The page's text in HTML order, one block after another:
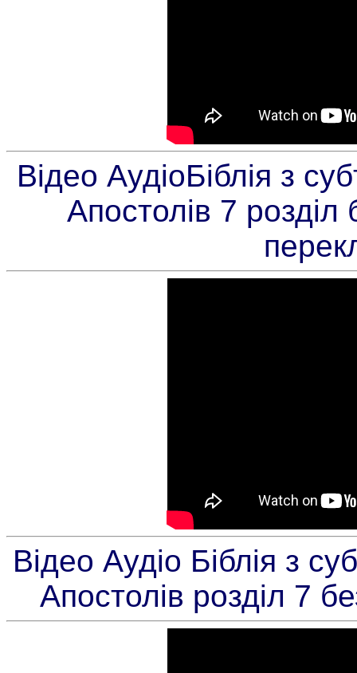
Відео АудіоБіблія з
Апостолів 7
Відео Аудіо Біблія з
Апостолів розділ 7